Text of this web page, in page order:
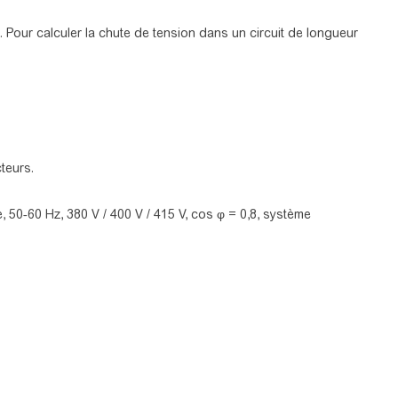
calculer la chute de tension dans un circuit de longueur
60 Hz, 380 V / 400 V / 415 V, cos φ = 0,8, système